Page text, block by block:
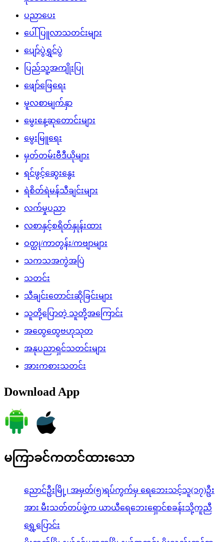
ပညာပေး
ပေါ်ပြူလာသတင်းများ
ပျော်ပွဲရွှင်ပွဲ
ပြည်သူ့အကျိုးပြု
ဖျော်ဖြေရေး
မူလစာမျက်နှာ
မွေးနေ့ဆုတောင်းများ
မွေးမြူရေး
မှတ်တမ်းဗီဒီယိုများ
ရင်ဖွင့်ဆွေးနွေး
ရဲစိတ်ရဲမန်သီချင်းများ
လက်မှုပညာ
လစာနှင့်စရိတ်နှုန်းထား
ဝတ္ထု/ကာတွန်း/ကဗျာများ
သကသအကွဲအပြဲ
သတင်း
သီချင်းတောင်းဆိုခြင်းများ
သူတို့ပြောတဲ့ သူတို့အကြောင်း
အထွေထွေဗဟုသုတ
အနုပညာရှင်သတင်းများ
အားကစားသတင်း
Download App
မကြာခင်ကတင်ထားသော
ညောင်ဦးမြို့၊ အမှတ်(၅)ရပ်ကွက်မှ ရေဘေးသင့်သူ(၁၇)ဦး
အား မီးသတ်တပ်ဖွဲ့က ယာယီရေဘေးရှောင်စခန်းသို့ကူညီ
ရွှေ့ပြောင်း